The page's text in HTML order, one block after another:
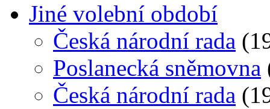
Jiné volební období
Česká národní rada
Poslanecká sněmovna
Česká národní rada